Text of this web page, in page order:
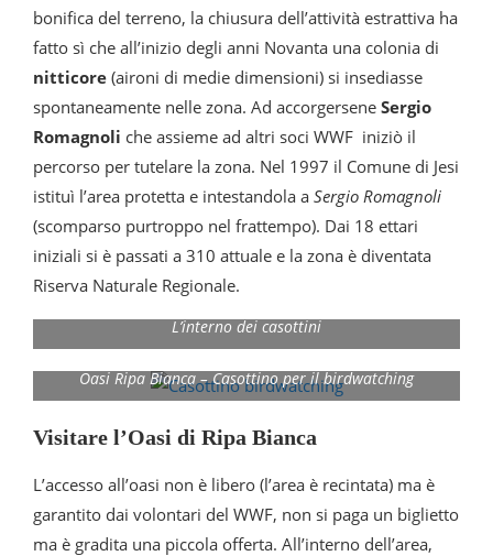
bonifica del terreno, la chiusura dell’attività estrattiva ha
fatto sì che all’inizio degli anni Novanta una colonia di
nitticore (aironi di medie dimensioni) si insediasse
spontaneamente nelle zona. Ad accorgersene Sergio
Romagnoli che assieme ad altri soci WWF iniziò il
percorso per tutelare la zona. Nel 1997 il Comune di Jesi
istituì l’area protetta e intestandola a Sergio Romagnoli
(scomparso purtroppo nel frattempo). Dai 18 ettari
iniziali si è passati a 310 attuale e la zona è diventata
Riserva Naturale Regionale.
L’interno dei casottini
Oasi Ripa Bianca – Casottino per il birdwatching
Visitare l’Oasi di Ripa Bianca
L’accesso all’oasi non è libero (l’area è recintata) ma è
garantito dai volontari del WWF, non si paga un biglietto
ma è gradita una piccola offerta. All’interno dell’area,